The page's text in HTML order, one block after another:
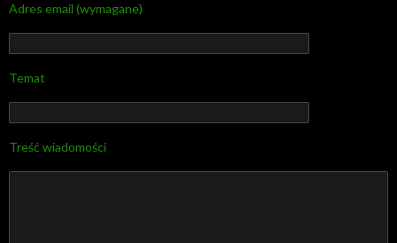
Adres email (wymagane)
Temat
Treść wiadomości